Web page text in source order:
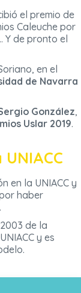
el premio de
Caleuche por
Y de pronto el
en el
de Navarra
González,
Uslar 2019.
en la UNIACC y
haber
de la
y es